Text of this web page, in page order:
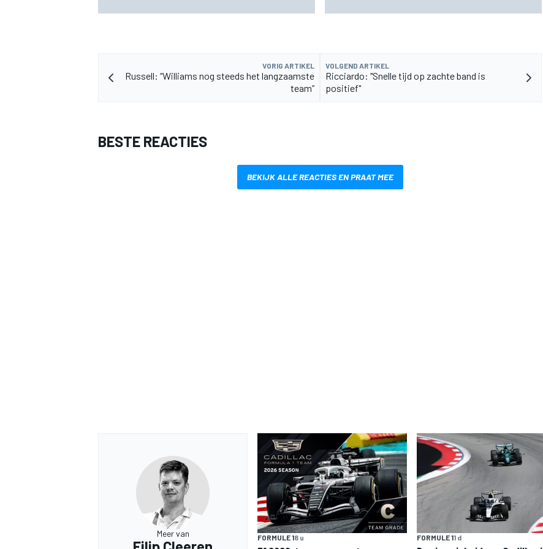
VORIG ARTIKEL
Russell: “Williams nog steeds het langzaamste
team”
VOLGEND ARTIKEL
Ricciardo: "Snelle tijd op zachte band is
positief"
BESTE REACTIES
BEKIJK ALLE REACTIES EN PRAAT MEE
Meer van FORMULE 18 u FORMULE 11 d